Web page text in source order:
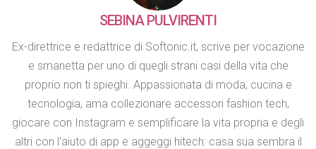
SEBINA PULVIRENTI
Ex-direttrice e redattrice di Softonic.it, scrive per vocazione
e smanetta per uno di quegli strani casi della vita che
proprio non ti spieghi. Appassionata di moda, cucina e
tecnologia, ama collezionare accessori fashion tech,
giocare con Instagram e semplificare la vita propria e degli
altri con l'aiuto di app e aggeggi hitech: casa sua sembra il